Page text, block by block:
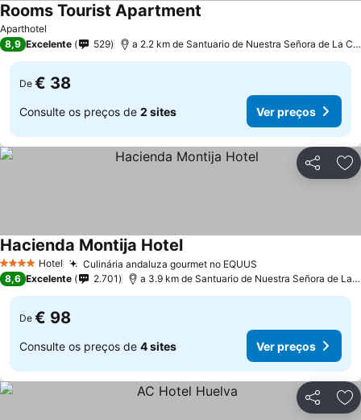
Aparthotel
Rooms Tourist Apartment
8,9 Excelente 529 a 2.2 km de Santuario de Nuestra Señora de La
De € 38
Consulte os preços de 2 sites Ver preços
Partilhar
4 EstrelasHotel Culinária andaluza gourmet no EQUUS
Hacienda Montija HotelVer preços
8,6 Excelente 2.701 a 3.9 km de Santuario de Nuestra Señora de La
De € 98
Consulte os preços de 4 sites Ver preços
Partilhar